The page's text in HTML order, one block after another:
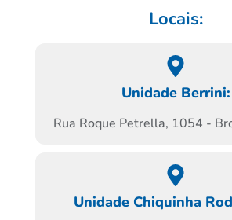
Locais:
Unidade Berrini:
Rua Roque Petrella, 1054 -
Unidade Chiquinha